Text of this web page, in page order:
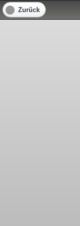
Zurück